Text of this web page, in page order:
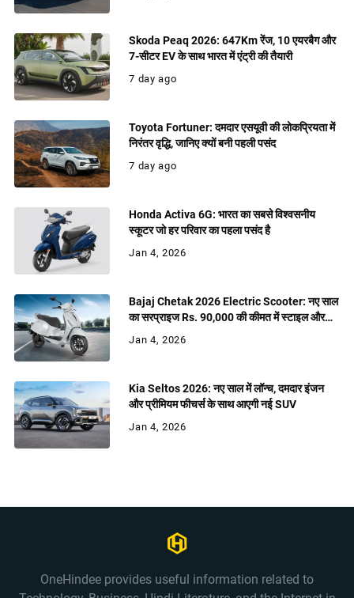
Skoda Peaq 2026: 647Km रेंज, 10 एयरबैग और
7-सीटर EV के साथ भारत में एंट्री की तैयारी
7 day ago
Toyota Fortuner: दमदार एसयूवी की लोकप्रियता में
निरंतर वृद्धि, जानिए क्यों बनी पहली पसंद
7 day ago
Honda Activa 6G: भारत का सबसे विश्वसनीय
स्कूटर जो हर परिवार का पहला पसंद है
Jan 4, 2026
Bajaj Chetak 2026 Electric Scooter: नए साल
का सरप्राइज Rs. 90,000 की कीमत में स्टाइल और
शक्ति
Jan 4, 2026
Kia Seltos 2026: नए साल में लॉन्च, दमदार इंजन
और प्रीमियम फीचर्स के साथ आएगी नई SUV
Jan 4, 2026
OneHindee provides useful information related to